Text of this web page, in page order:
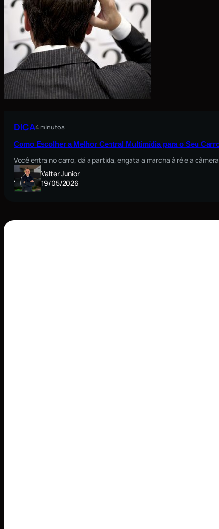
DICA4 minutos
Como Escolher a Melhor Central Multimídia para o Seu
Você entra no carro, dá a partida, engata a marcha à ré e a
Valter Junior
19/05/2026